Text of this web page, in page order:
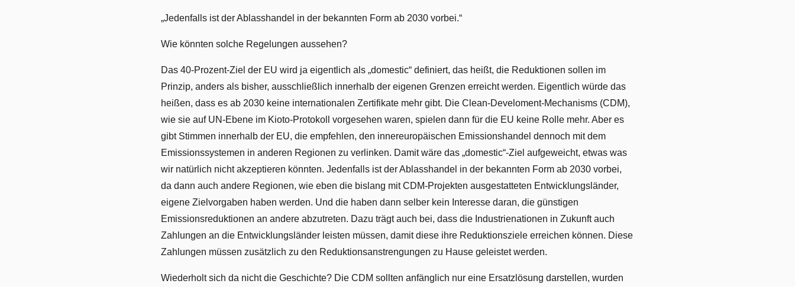
„Jedenfalls ist der Ablasshandel in der bekannten Form ab 2030 vorbei.“
Wie könnten solche Regelungen aussehen?
Das 40-Prozent-Ziel der EU wird ja eigentlich als „domestic“ definiert, das heißt, die Reduktionen sollen im
Prinzip, anders als bisher, ausschließlich innerhalb der eigenen Grenzen erreicht werden. Eigentlich würde das
heißen, dass es ab 2030 keine internationalen Zertifikate mehr gibt. Die Clean-Develoment-Mechanisms (CDM),
wie sie auf UN-Ebene im Kioto-Protokoll vorgesehen waren, spielen dann für die EU keine Rolle mehr. Aber es
gibt Stimmen innerhalb der EU, die empfehlen, den innereuropäischen Emissionshandel dennoch mit dem
Emissionssystemen in anderen Regionen zu verlinken. Damit wäre das „domestic“-Ziel aufgeweicht, etwas was
wir natürlich nicht akzeptieren könnten. Jedenfalls ist der Ablasshandel in der bekannten Form ab 2030 vorbei,
da dann auch andere Regionen, wie eben die bislang mit CDM-Projekten ausgestatteten Entwicklungsländer,
eigene Zielvorgaben haben werden. Und die haben dann selber kein Interesse daran, die günstigen
Emissionsreduktionen an andere abzutreten. Dazu trägt auch bei, dass die Industrienationen in Zukunft auch
Zahlungen an die Entwicklungsländer leisten müssen, damit diese ihre Reduktionsziele erreichen können. Diese
Zahlungen müssen zusätzlich zu den Reduktionsanstrengungen zu Hause geleistet werden.
Wiederholt sich da nicht die Geschichte? Die CDM sollten anfänglich nur eine Ersatzlösung darstellen, wurden